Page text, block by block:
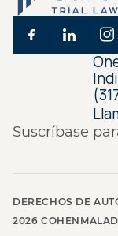
Suscríbase
DERECHOS DE
2026